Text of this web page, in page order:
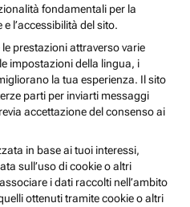
fondamentali per la
l’accessibilità del sito.
prestazioni attraverso varie
impostazioni della lingua, i
la tua esperienza. Il sito
parti per inviarti messaggi
accettazione del consenso ai
in base ai tuoi interessi,
sull’uso di cookie o altri
i dati raccolti nell’ambito
ottenuti tramite cookie o altri